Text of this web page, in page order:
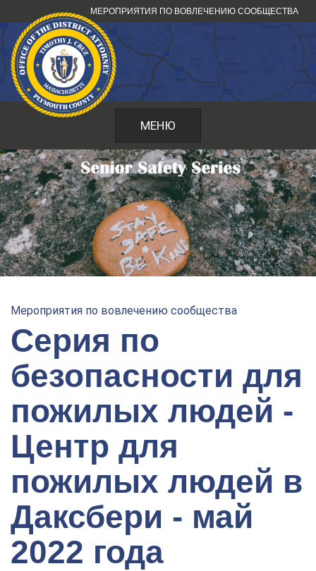
к
содержанию
МЕРОПРИЯТИЯ ПО ВОВЛЕЧЕНИЮ СООБЩЕСТВА
МЕНЮ
Мероприятия по вовлечению сообщества
Серия по
безопасности для
пожилых людей -
Центр для
пожилых людей в
Даксбери - май
2022 года